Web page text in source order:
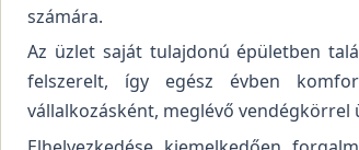
számára.
Az üzlet saját tulajdonú épületben
felszerelt, így egész évben
vállalkozásként, meglévő